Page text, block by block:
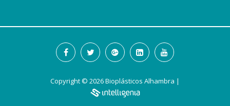
Copyright © 2026 Bioplásticos Alhambra |